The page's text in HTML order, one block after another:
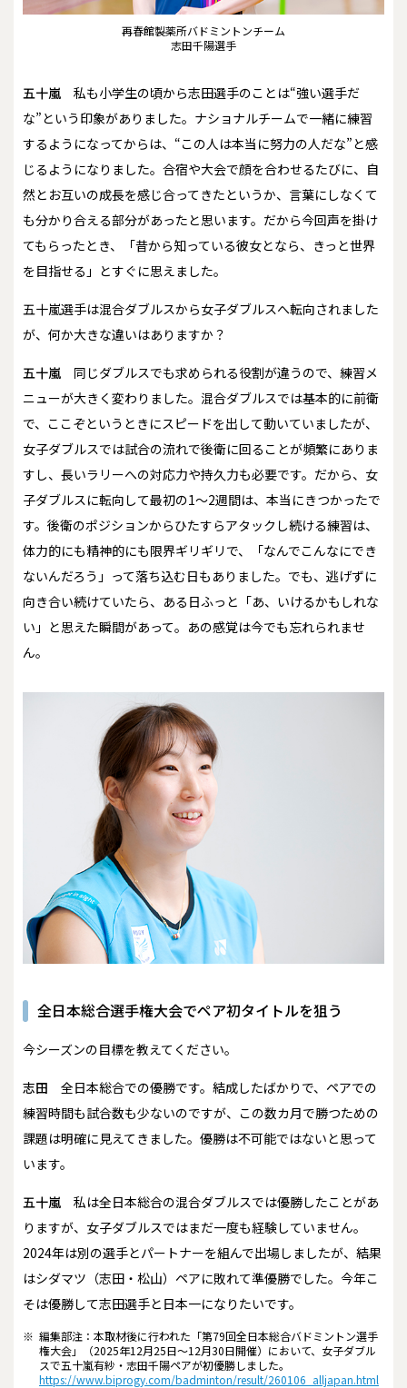
再春館製薬所バドミントンチーム
志田千陽選手
五十嵐
私も小学生の頃から志田選手のことは“強い選手だ
な”という印象がありました。ナショナルチームで一緒に練習
するようになってからは、“この人は本当に努力の人だな”と感
じるようになりました。合宿や大会で顔を合わせるたびに、自
然とお互いの成長を感じ合ってきたというか、言葉にしなくて
も分かり合える部分があったと思います。だから今回声を掛け
てもらったとき、「昔から知っている彼女となら、きっと世界
を目指せる」とすぐに思えました。
――五十嵐選手は混合ダブルスから女子ダブルスへ転向されました
が、何か大きな違いはありますか？
五十嵐
同じダブルスでも求められる役割が違うので、練習メ
ニューが大きく変わりました。混合ダブルスでは基本的に前衛
で、ここぞというときにスピードを出して動いていましたが、
女子ダブルスでは試合の流れで後衛に回ることが頻繁にありま
すし、長いラリーへの対応力や持久力も必要です。だから、女
子ダブルスに転向して最初の1～2週間は、本当にきつかったで
す。後衛のポジションからひたすらアタックし続ける練習は、
体力的にも精神的にも限界ギリギリで、「なんでこんなにでき
ないんだろう」って落ち込む日もありました。でも、逃げずに
向き合い続けていたら、ある日ふっと「あ、いけるかもしれな
い」と思えた瞬間があって。あの感覚は今でも忘れられませ
ん。
全日本総合選手権大会でペア初タイトルを狙う
――今シーズンの目標を教えてください。
志田
全日本総合での優勝です。結成したばかりで、ペアでの
練習時間も試合数も少ないのですが、この数カ月で勝つための
課題は明確に見えてきました。優勝は不可能ではないと思って
います。
五十嵐
私は全日本総合の混合ダブルスでは優勝したことがあ
りますが、女子ダブルスではまだ一度も経験していません。
2024年は別の選手とパートナーを組んで出場しましたが、結果
はシダマツ（志田・松山）ペアに敗れて準優勝でした。今年こ
そは優勝して志田選手と日本一になりたいです。
※ 編集部注：本取材後に行われた「第79回全日本総合バドミントン選手
権大会」（2025年12月25日～12月30日開催）において、女子ダブル
スで五十嵐有紗・志田千陽ペアが初優勝しました。
https://www.biprogy.com/badminton/result/260106_alljapan.html